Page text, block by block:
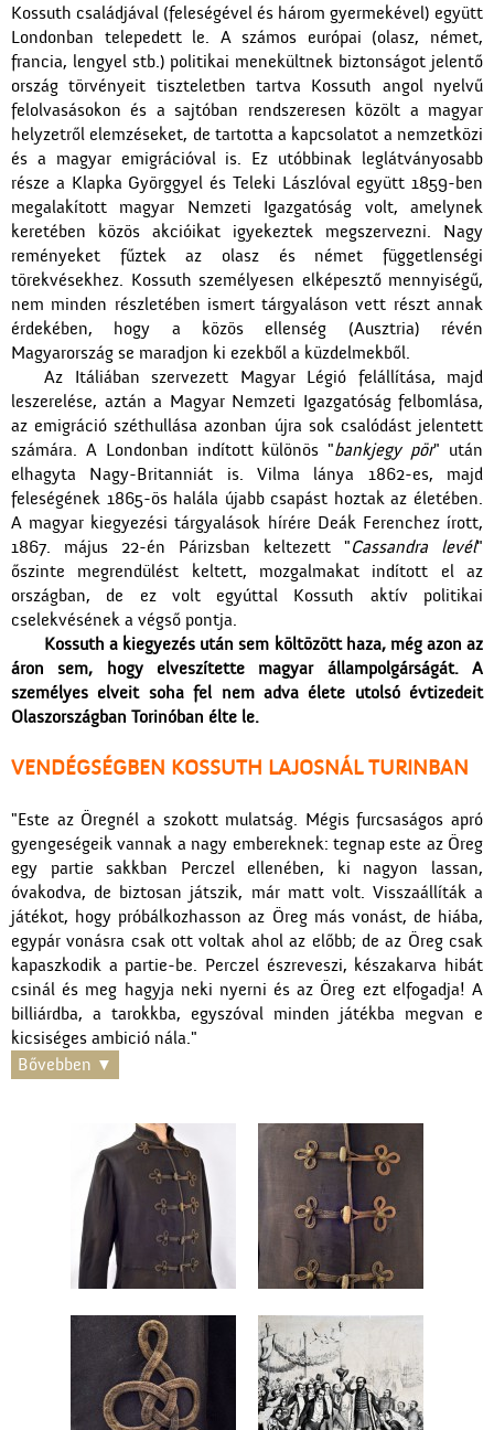
Kossuth családjával (feleségével és három gyermekével) együtt
Londonban telepedett le. A számos európai (olasz, német,
francia, lengyel stb.) politikai menekültnek biztonságot jelentő
ország törvényeit tiszteletben tartva Kossuth angol nyelvű
felolvasásokon és a sajtóban rendszeresen közölt a magyar
helyzetről elemzéseket, de tartotta a kapcsolatot a nemzetközi
és a magyar emigrációval is. Ez utóbbinak leglátványosabb
része a Klapka Györggyel és Teleki Lászlóval együtt 1859-ben
megalakított magyar Nemzeti Igazgatóság volt, amelynek
keretében közös akcióikat igyekeztek megszervezni. Nagy
reményeket fűztek az olasz és német függetlenségi
törekvésekhez. Kossuth személyesen elképesztő mennyiségű,
nem minden részletében ismert tárgyaláson vett részt annak
érdekében, hogy a közös ellenség (Ausztria) révén
Magyarország se maradjon ki ezekből a küzdelmekből.
Az Itáliában szervezett Magyar Légió felállítása, majd
leszerelése, aztán a Magyar Nemzeti Igazgatóság felbomlása,
az emigráció széthullása azonban újra sok csalódást jelentett
számára. A Londonban indított különös "bankjegy pör" után
elhagyta Nagy-Britanniát is. Vilma lánya 1862-es, majd
feleségének 1865-ös halála újabb csapást hoztak az életében.
A magyar kiegyezési tárgyalások hírére Deák Ferenchez írott,
1867. május 22-én Párizsban keltezett "Cassandra levél"
őszinte megrendülést keltett, mozgalmakat indított el az
országban, de ez volt egyúttal Kossuth aktív politikai
cselekvésének a végső pontja.
Kossuth a kiegyezés után sem költözött haza, még azon az
áron sem, hogy elveszítette magyar állampolgárságát. A
személyes elveit soha fel nem adva élete utolsó évtizedeit
Olaszországban Torinóban élte le.
VENDÉGSÉGBEN KOSSUTH LAJOSNÁL TURINBAN
"Este az Öregnél a szokott mulatság. Mégis furcsaságos apró
gyengeségeik vannak a nagy embereknek: tegnap este az Öreg
egy partie sakkban Perczel ellenében, ki nagyon lassan,
óvakodva, de biztosan játszik, már matt volt. Visszaállíták a
játékot, hogy próbálkozhasson az Öreg más vonást, de hiába,
egypár vonásra csak ott voltak ahol az előbb; de az Öreg csak
kapaszkodik a partie-be. Perczel észreveszi, készakarva hibát
csinál és meg hagyja neki nyerni és az Öreg ezt elfogadja! A
billiárdba, a tarokkba, egyszóval minden játékba megvan e
kicsiséges ambició nála."
Bővebben